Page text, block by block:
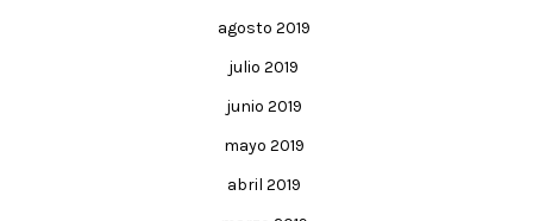
agosto 2019
julio 2019
junio 2019
mayo 2019
abril 2019